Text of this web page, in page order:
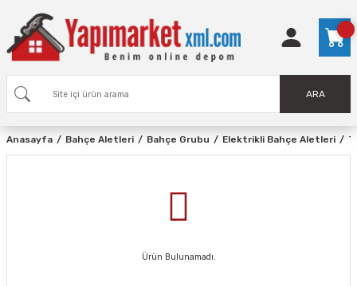
ARA
Anasayfa Bahçe Aletleri Bahçe Grubu Elektrikli Bahçe Aletleri
Ürün Bulunamadı.